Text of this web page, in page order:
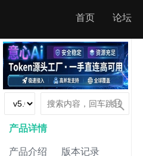
首页 论坛
产品详情
产品介绍 版本记录